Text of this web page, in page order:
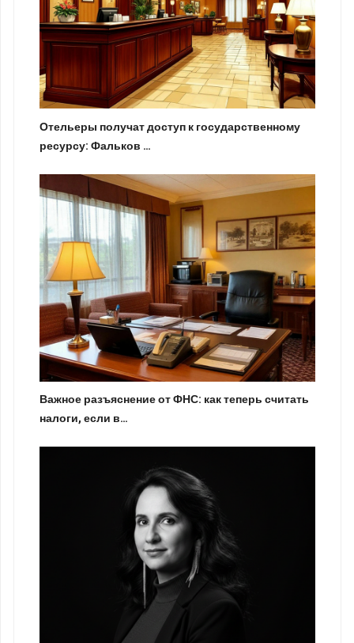
Отельеры получат доступ к государственному
ресурсу: Фальков …
Важное разъяснение от ФНС: как теперь считать
налоги, если в…